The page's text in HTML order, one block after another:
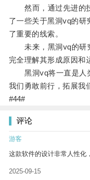
然而，通过先进的技
了一些关于黑洞vq的研
了重要的线索。
未来，黑洞vq的研
完全理解其形成原因和
黑洞vq将一直是人
我们勇敢前行，拓展我
#44#
评论
游客
这款软件的设计非常人性化
2025-09-15